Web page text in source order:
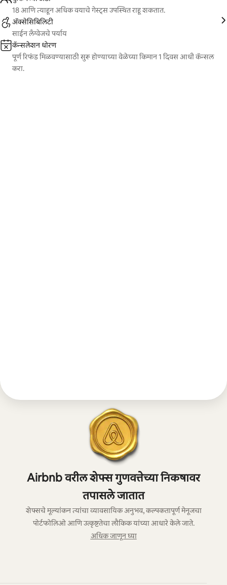
18 आणि त्याहून अधिक वयाचे गेस्ट्स उपस्थित राहू शकतात.
ॲक्सेसिबिलिटी
साईन लँग्वेजचे पर्याय
कॅन्सलेशन धोरण
पूर्ण रिफंड मिळवण्यासाठी सुरू होण्याच्या वेळेच्या किमान 1 दिवस आधी कॅन्सल
करा.
Airbnb वरील शेफ्स गुणवत्तेच्या निकषावर
तपासले जातात
शेफ्सचे मूल्यांकन त्यांचा व्यावसायिक अनुभव, कल्पकतापूर्ण मेनूजचा
पोर्टफोलिओ आणि उत्कृष्टतेचा लौकिक यांच्या आधारे केले जाते.
अधिक जाणून घ्या